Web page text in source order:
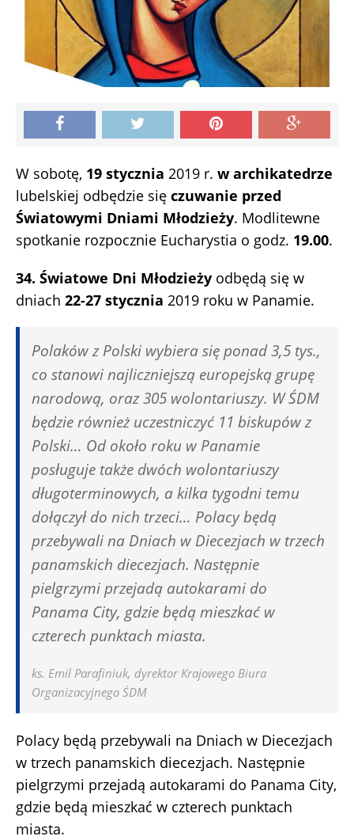
W sobotę, 19 stycznia 2019 r. w archikatedrze
lubelskiej odbędzie się czuwanie przed
Światowymi Dniami Młodzieży. Modlitewne
spotkanie rozpocznie Eucharystia o godz. 19.00.
34. Światowe Dni Młodzieży odbędą się w
dniach 22-27 stycznia 2019 roku w Panamie.
Polaków z Polski wybiera się ponad 3,5 tys.,
co stanowi najliczniejszą europejską grupę
narodową, oraz 305 wolontariuszy. W ŚDM
będzie również uczestniczyć 11 biskupów z
Polski… Od około roku w Panamie
posługuje także dwóch wolontariuszy
długoterminowych, a kilka tygodni temu
dołączył do nich trzeci… Polacy będą
przebywali na Dniach w Diecezjach w trzech
panamskich diecezjach. Następnie
pielgrzymi przejadą autokarami do
Panama City, gdzie będą mieszkać w
czterech punktach miasta.
ks. Emil Parafiniuk, dyrektor Krajowego Biura
Organizacyjnego ŚDM
Polacy będą przebywali na Dniach w Diecezjach
w trzech panamskich diecezjach. Następnie
pielgrzymi przejadą autokarami do Panama City,
gdzie będą mieszkać w czterech punktach
miasta.